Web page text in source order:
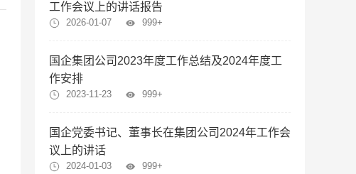
工作会议上的讲话报告
2026-01-07 999+
国企集团公司2023年度工作总结及2024年度工
作安排
2023-11-23 999+
国企党委书记、董事长在集团公司2024年工作会
议上的讲话
2024-01-03 999+